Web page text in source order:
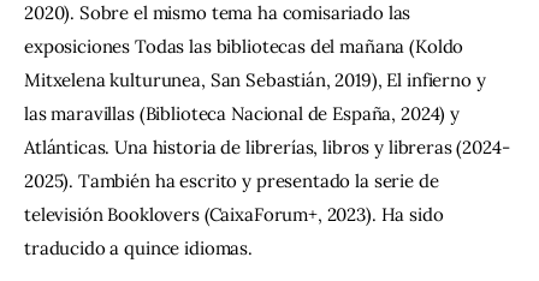
2020). Sobre el mismo tema ha comisariado las
exposiciones Todas las bibliotecas del mañana (Koldo
Mitxelena kulturunea, San Sebastián, 2019), El infierno y
las maravillas (Biblioteca Nacional de España, 2024) y
Atlánticas. Una historia de librerías, libros y libreras (2024-
2025). También ha escrito y presentado la serie de
televisión Booklovers (CaixaForum+, 2023). Ha sido
traducido a quince idiomas.